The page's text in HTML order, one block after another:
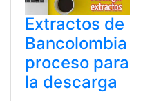
Extractos de
Bancolombia
proceso para
la descarga